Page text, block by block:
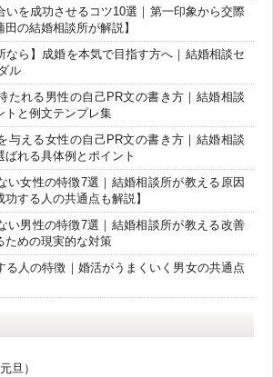
いを成功させるコツ10選｜第一印象から交際
の結婚相談所が解説】
なら】成婚を本気で目指す方へ｜結婚相談セ
ル
たれる男性の自己PR文の書き方｜結婚相談
トと例文テンプレ集
与える女性の自己PR文の書き方｜結婚相談
ばれる具体例とポイント
い女性の特徴7選｜結婚相談所が教える原因
する人の共通点も解説】
い男性の特徴7選｜結婚相談所が教える改善
ための現実的な対策
る人の特徴｜婚活がうまくいく男女の共通点
旦）